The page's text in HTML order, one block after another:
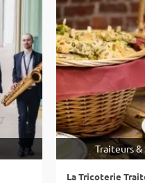
Traiteurs
La Tricoterie